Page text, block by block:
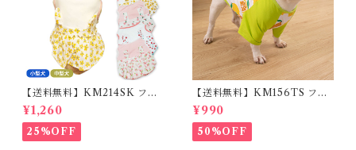
【送料無料】KM214SK フレ
ブル 女の子 スカート ワンピー
ス夏 フリル 犬服 ドックウェア
¥1,260
25%OFF
【送料無料】KM156TS フレ
ブル Tシャツ フレンチブルド
ック レモン柄 犬服 ドックウェ
ア
¥990
50%OFF